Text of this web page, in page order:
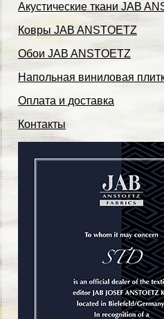
Акустические ткани JAB
Ковры JAB ANSTOETZ
Обои JAB ANSTOETZ
Напольная виниловая
Оплата и доставка
Контакты